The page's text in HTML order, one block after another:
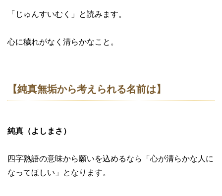
「じゅんすいむく」と読みます。
心に穢れがなく清らかなこと。
【純真無垢から考えられる名前は】
純真（よしまさ）
四字熟語の意味から願いを込めるなら「心が清らかな人に
なってほしい」となります。